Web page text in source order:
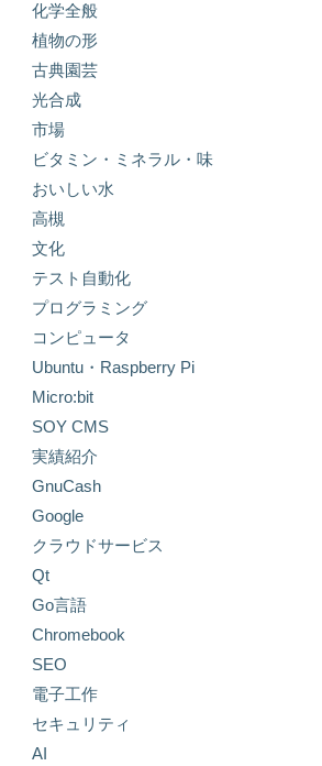
化学全般
植物の形
古典園芸
光合成
市場
ビタミン・ミネラル・味
おいしい水
高槻
文化
テスト自動化
プログラミング
コンピュータ
Ubuntu・Raspberry Pi
Micro:bit
SOY CMS
実績紹介
GnuCash
Google
クラウドサービス
Qt
Go言語
Chromebook
SEO
電子工作
セキュリティ
AI